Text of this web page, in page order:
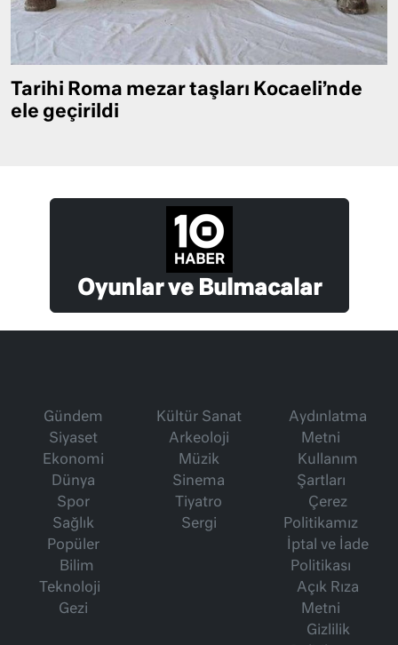
Tarihi Roma mezar taşları Kocaeli’nde
ele geçirildi
Oyunlar ve Bulmacalar
Gündem
Siyaset
Ekonomi
Dünya
Spor
Sağlık
Popüler
Bilim
Teknoloji
Gezi
Kültür Sanat
Arkeoloji
Müzik
Sinema
Tiyatro
Sergi
Aydınlatma
Metni
Kullanım
Şartları
Çerez
Politikamız
İptal ve İade
Politikası
Açık Rıza
Metni
Gizlilik